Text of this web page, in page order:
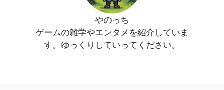
やのっち
ゲームの雑学やエンタメを紹介していま
す。ゆっくりしていってください。